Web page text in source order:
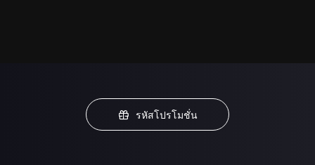
รหัสโปรโมชั่น